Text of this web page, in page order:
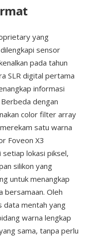
yang
sensor
pada tahun
SLR digital pertama
informasi
dengan
color filter array
satu warna
Foveon X3
lokasi piksel,
silikon yang
untuk menangkap
bersamaan. Oleh
data mentah yang
warna lengkap
sama, tanpa perlu